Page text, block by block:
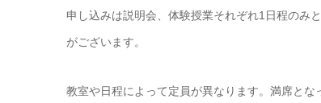
申し込みは説明会、体験授業それぞれ1日程のみ
がございます。
教室や日程によって定員が異なります。満席と